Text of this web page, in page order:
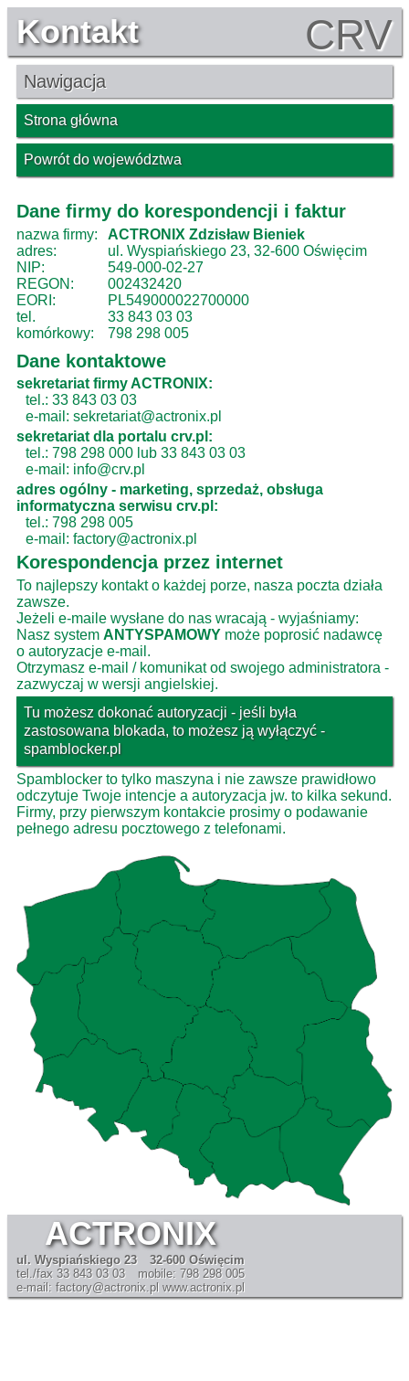
Kontakt CRV
Nawigacja
Strona główna
Powrót do województwa
Dane firmy do korespondencji i faktur
nazwa firmy:
ACTRONIX Zdzisław Bieniek
adres:
ul. Wyspiańskiego 23, 32-600 Oświęcim
NIP:
549-000-02-27
REGON:
002432420
EORI:
PL549000022700000
tel.
33 843 03 03
komórkowy:
798 298 005
Dane kontaktowe
sekretariat firmy ACTRONIX:
tel.: 33 843 03 03
e-mail: sekretariat@actronix.pl
sekretariat dla portalu crv.pl:
tel.: 798 298 000 lub 33 843 03 03
e-mail: info@crv.pl
adres ogólny - marketing, sprzedaż, obsługa
informatyczna serwisu crv.pl:
tel.: 798 298 005
e-mail: factory@actronix.pl
Korespondencja przez internet
To najlepszy kontakt o każdej porze, nasza poczta działa
zawsze.
Jeżeli e-maile wysłane do nas wracają - wyjaśniamy:
Nasz system ANTYSPAMOWY może poprosić nadawcę
o autoryzacje e-mail.
Otrzymasz e-mail / komunikat od swojego administratora -
zazwyczaj w wersji angielskiej.
Tu możesz dokonać autoryzacji - jeśli była
zastosowana blokada, to możesz ją wyłączyć -
spamblocker.pl
Spamblocker to tylko maszyna i nie zawsze prawidłowo
odczytuje Twoje intencje a autoryzacja jw. to kilka sekund.
Firmy, przy pierwszym kontakcie prosimy o podawanie
pełnego adresu pocztowego z telefonami.
ACTRONIX
ul. Wyspiańskiego 23
tel./fax 33 843 03 03
e-mail: factory@actronix.pl
32-600 Oświęcim
mobile: 798 298 005
www.actronix.pl